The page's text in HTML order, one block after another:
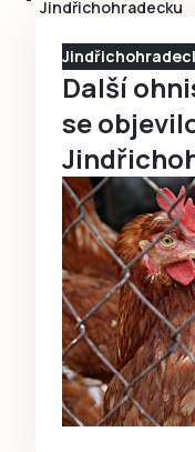
Jindřichohradecku
Další
se